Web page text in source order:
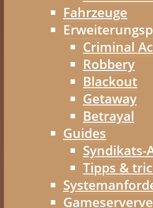
Fahrzeuge
Criminal
Robbery
Blackout
Getaway
Betrayal
Guides
Syndikats-
Tipps &